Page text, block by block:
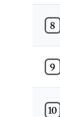
8
9
10